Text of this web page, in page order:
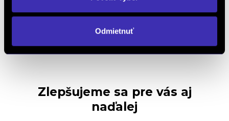
Odmietnuť
Zlepšujeme sa pre vás aj
naďalej